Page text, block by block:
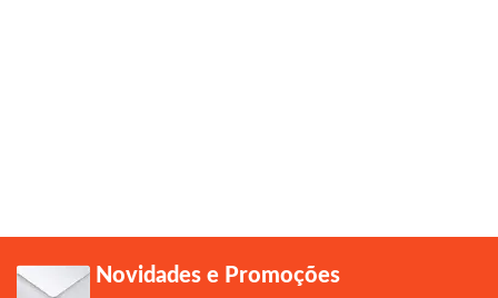
Novidades e Promoções